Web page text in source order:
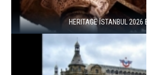
İSTANBUL 2026 BAŞLADI